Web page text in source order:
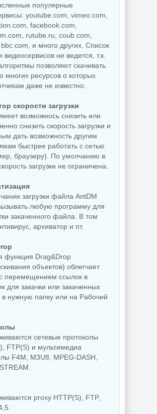
11 25H2
Strelec
Windows 10 LTSC
2019 x64 WPI by
AG 07.2026
11
Pro
by
Сведение видео
Blackmagic
Design DaVinci
Resolve Studio
21.0.3 Build 7 by
KpoJIuK
10.0.5
NEW
ПК KMPlayer
4.2.3.37 Plus
NEW
Adobe
2026
by 7997
Мониторинг
компьютера
популярные
youtube.com, vimeo.com,
facebook.com,
rutube.ru, coub.com,
и много других. Список
видеосервисов не ведется, т.к.
позволяют скачивать
многих ресурсов о которых
даже не известно.
скорости загрузки
возможнось снизить или
снизить скорость загрузки и
дать возможность другим
быстрее работать с сетью
браузеру). По умолчанию в
загрузки не ограничена.
загрузки файла AntDM
любую программу для
закаченного файла. В том
архиватор и пт.
функция Drag&Drop
объектов) облегчает
перемещением ссылок в
для закачки или закаченных
нужную папку или на Рабочий
сетевые протоколы
FTP(S) и мультимедиа
F4M, M3U8, MPEG-DASH,
proxy HTTP(S), FTP,